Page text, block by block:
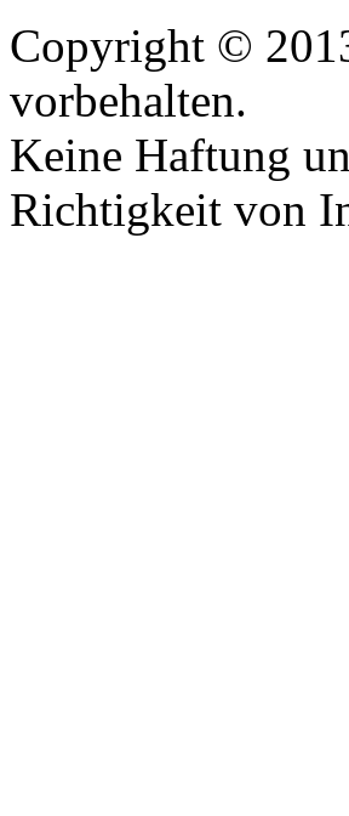
Copyright ©
vorbehalten.
Keine Haftung
Richtigkeit von